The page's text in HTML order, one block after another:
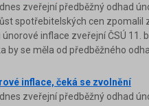
zveřejní předběžný odhad
spotřebitelských cen zpomalil
inflace zveřejní ČSÚ 11.
by se měla od předběžného
inflace, čeká se zvolnění
zveřejní předběžný odhad